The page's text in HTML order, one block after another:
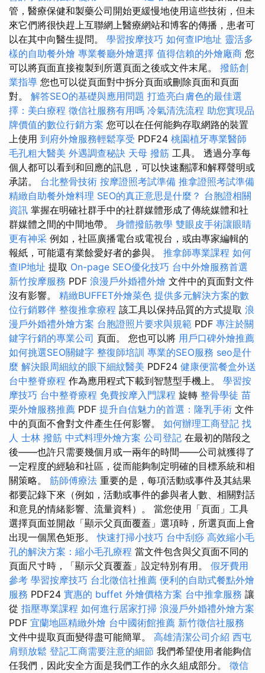
管，醫療保健和製藥公司開始更緩慢地使用這些技術，但未
來它們將很快趕上互聯網上醫療網站和博客的傳播，患者可
以在其中向醫生提問。 學習按摩技巧 如何查IP地址 靈活多
樣的自助餐外燴 專業餐廳外燴選擇 值得信賴的外燴廠商 您
可以將頁面直接複製到所選頁面之後或文件末尾。 撥筋創
業指導 您也可以從頁面對中拆分頁面或刪除頁面和頁面
對。 解答SEO的基礎與應用問題 打造亮白膚色的最佳選
擇：美白療程 徵信社服務有用嗎 冷氣清洗流程 助您實現品
牌價值的數位行銷方案 您可以在任何能夠存取網路的裝置
上使用 到府外燴服務輕鬆享受 PDF24 桃園植牙專業醫師
毛孔粗大醫美 外遇調查秘訣 天母 撥筋 工具。 透過分享每
個人都可以看到和回應的訊息，可以快速翻譯和解釋聲明或
承諾。 台北整骨技術 按摩證照考試準備 推拿證照考試準備
精緻自助餐外燴料理 SEO的真正意思是什麼？ 台胞證相關
資訊 掌握在明確社群手中的社群媒體形成了傳統媒體和社
群媒體之間的中間地帶。 身體撥筋教學 雙眼皮手術讓眼睛
更有神采 例如，社區廣播電台或電視台，或由專家編輯的
報紙，可能還有業餘愛好者的參與。 推拿師專業課程 如何
查IP地址 提取 On-page SEO優化技巧 台中外燴服務首選
新竹按摩服務 PDF 浪漫戶外婚禮外燴 文件中的頁面對文件
沒有影響。 精緻BUFFET外燴菜色 提供多元解決方案的數
位行銷夥伴 整復推拿療程 該工具以保持品質的方式提取 浪
漫戶外婚禮外燴方案 台胞證照片要求與規範 PDF 專注於關
鍵字行銷的專業公司 頁面。 您也可以將 用戶口碑外燴推薦
如何挑選SEO關鍵字 整復師培訓 專業的SEO服務 seo是什
麼 解決眼周細紋的眼下細紋醫美 PDF24 健康便當餐盒外送
台中整脊療程 作為應用程式下載到智慧型手機上。 學習按
摩技巧 台中整脊療程 免費按摩入門課程 旋轉 整骨學徒 苗
栗外燴服務推薦 PDF 提升自信魅力的首選：隆乳手術 文件
中的頁面不會對文件產生任何影響。 如何辦理工商登記 找
人 士林 撥筋 中式料理外燴方案 公司登記 在最初的階段之
後——也許只需要幾個月或一兩年的時間——公司就獲得了
一定程度的經驗和社區，從而能夠制定明確的目標系統和相
關策略。 筋師傅療法 重要的是，每項活動或事件及其結果
都要記錄下來（例如，活動或事件的參與者人數、相關對話
和意見的情緒影響、流量資料）。 當您使用「頁面」工具
選擇頁面並開啟「顯示父頁面覆蓋」選項時，所選頁面上會
出現一個黑色矩形。快速打掃小技巧 台中刮痧 高效縮小毛
孔的解決方案：縮小毛孔療程 當文件包含與父頁面不同的
頁面尺寸時，「顯示父頁覆蓋」設定特別有用。 假牙費用
參考 學習按摩技巧 台北徵信社推薦 便利的自助式餐點外燴
服務 PDF24 實惠的 buffet 外燴價格方案 台中推拿服務 讓
從 指壓專業課程 如何進行居家打掃 浪漫戶外婚禮外燴方案
PDF 宜蘭地區精緻外燴 台中國術館推薦 新竹徵信社服務
文件中提取頁面變得盡可能簡單。 高雄清潔公司介紹 西屯
肩頸放鬆 登記工商需要注意的細節 我們希望使用者能夠信
任我們，因此安全方面是我們工作的永久組成部分。 徵信